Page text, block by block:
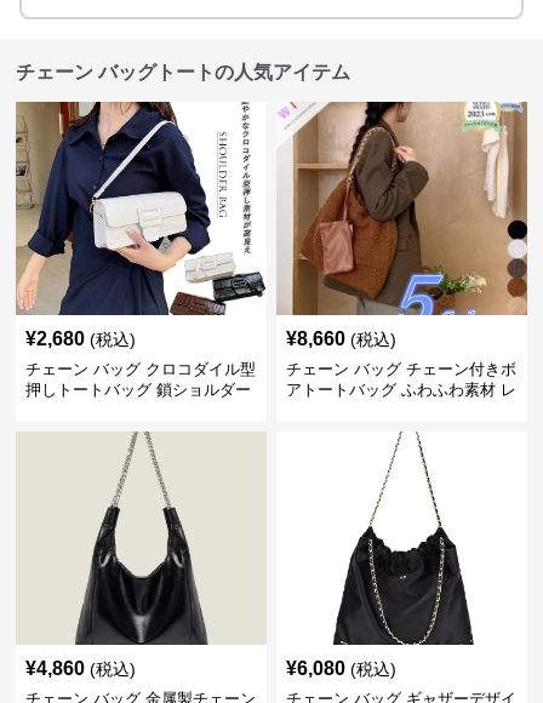
チェーン バッグトートの人気アイテム
¥2,680 (税込)
チェーン バッグ クロコダイル型
押しトートバッグ 鎖ショルダー
¥8,660 (税込)
チェーン バッグ チェーン付きボ
アトートバッグ ふわふわ素材 レ
¥4,860 (税込)
チェーン バッグ 金属製チェーン
¥6,080 (税込)
チェーン バッグ ギャザーデザイ